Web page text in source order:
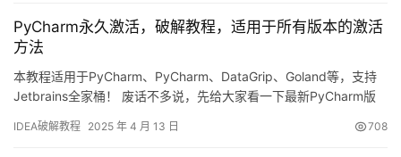
截图…
PyCharm永久激活，破解教程，适用于所有版本的激活
方法
本教程适用于PyCharm、PyCharm、DataGrip、Goland等，支持
Jetbrains全家桶！ 废话不多说，先给大家看一下最新PyCharm版
好！ 接下来，我会通过图文方式，详细讲解如何激活PyCharm至
IDEA破解教程 2025 年 4 月 13 日 708